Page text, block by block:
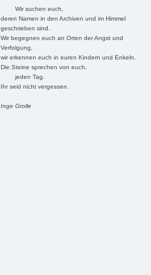
Wir suchen euch,
deren Namen in den Archiven und im Himmel
geschrieben sind.
Wir begegnen euch an Orten der Angst und
Verfolgung,
wir erkennen euch in euren Kindern und Enkeln.
Die Steine sprechen von euch,
jeden Tag.
Ihr seid nicht vergessen.
Inge Grolle